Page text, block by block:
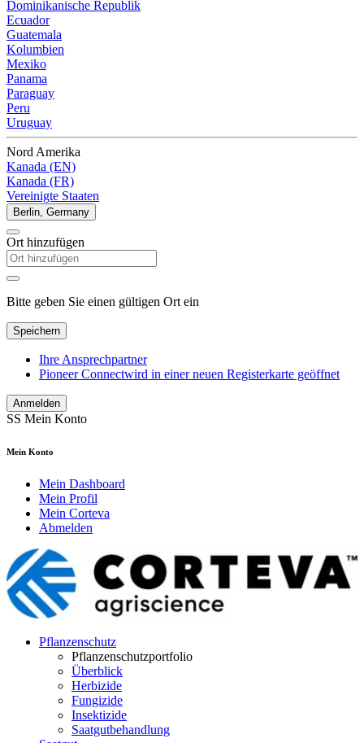
Dominikanische Republik
Ecuador
Guatemala
Kolumbien
Mexiko
Panama
Paraguay
Peru
Uruguay
Nord Amerika
Kanada (EN)
Kanada (FR)
Vereinigte Staaten
Berlin, Germany
Ort hinzufügen
Bitte geben Sie einen gültigen Ort ein
Speichern
Ihre Ansprechpartner
Pioneer Connectwird in einer neuen Registerkarte geöffnet
Anmelden
SS Mein Konto
Mein Konto
Mein Dashboard
Mein Profil
Mein Corteva
Abmelden
Pflanzenschutz
Pflanzenschutzportfolio
Überblick
Herbizide
Fungizide
Insektizide
Saatgutbehandlung